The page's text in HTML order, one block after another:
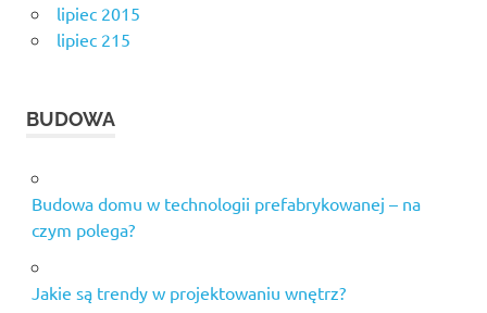
lipiec 2015
lipiec 215
BUDOWA
Budowa domu w technologii prefabrykowanej – na
czym polega?
Jakie są trendy w projektowaniu wnętrz?